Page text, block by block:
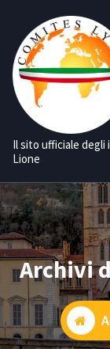
contenuto
Il sito ufficiale degli
Lione
Archivi